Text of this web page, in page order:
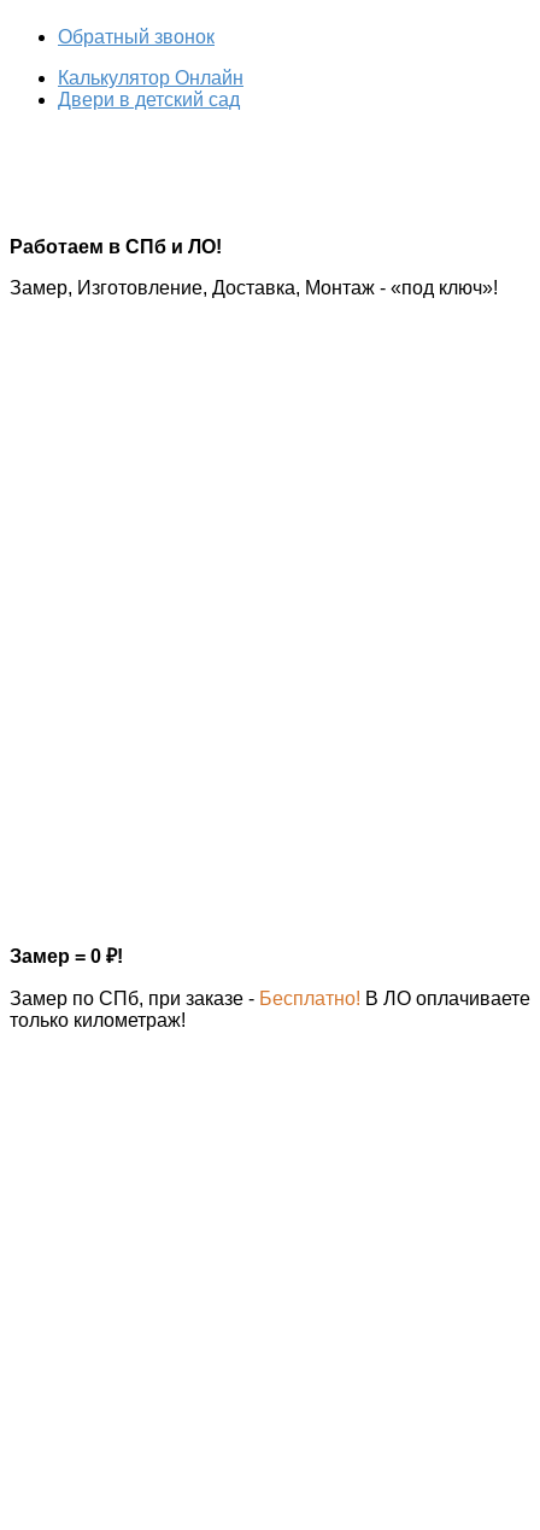
Обратный звонок
Калькулятор Онлайн
Двери в детский сад
Работаем в СПб и ЛО!
Замер, Изготовление, Доставка, Монтаж - «под ключ»!
Замер = 0 ₽!
Замер по СПб, при заказе - Бесплатно! В ЛО оплачиваете
только километраж!